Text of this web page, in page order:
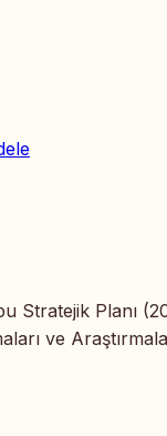
Stratejik Planı
ve